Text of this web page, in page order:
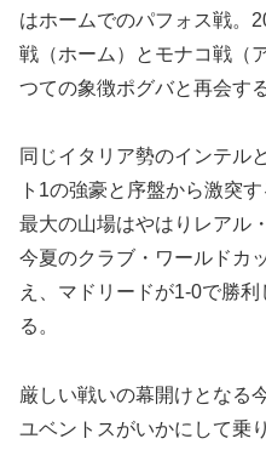
はホームでのパフォス戦。
戦（ホーム）とモナコ戦（
つての象徴ポグバと再会する
同じイタリア勢のインテル
ト1の強豪と序盤から激突
最大の山場はやはりレアル
今夏のクラブ・ワールドカ
え、マドリードが1-0で勝
る。
厳しい戦いの幕開けとなる
ユベントスがいかにして乗